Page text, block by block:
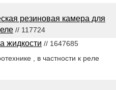
резиновая камера для
// 117724
жидкости // 1647685
, в частности к реле